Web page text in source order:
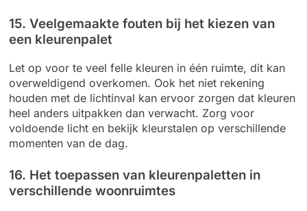
15. Veelgemaakte fouten bij het kiezen van
een kleurenpalet
Let op voor te veel felle kleuren in één ruimte, dit kan
overweldigend overkomen. Ook het niet rekening
houden met de lichtinval kan ervoor zorgen dat kleuren
heel anders uitpakken dan verwacht. Zorg voor
voldoende licht en bekijk kleurstalen op verschillende
momenten van de dag.
16. Het toepassen van kleurenpaletten in
verschillende woonruimtes